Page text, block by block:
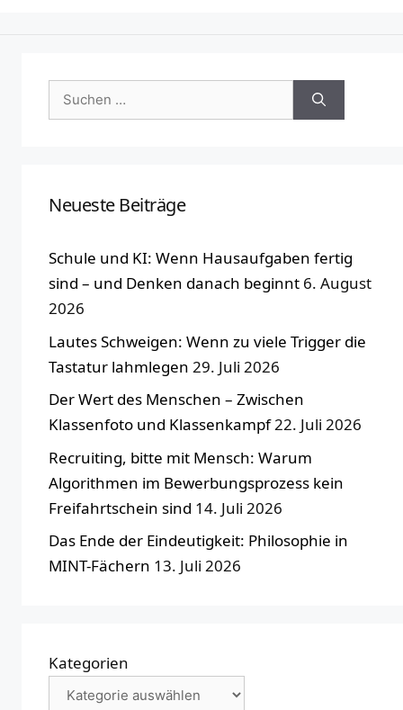
Suchen
nach:
Neueste Beiträge
Schule und KI: Wenn Hausaufgaben fertig
sind – und Denken danach beginnt 6. August
2026
Lautes Schweigen: Wenn zu viele Trigger die
Tastatur lahmlegen 29. Juli 2026
Der Wert des Menschen – Zwischen
Klassenfoto und Klassenkampf22. Juli 2026
Recruiting, bitte mit Mensch: Warum
Algorithmen im Bewerbungsprozess kein
Freifahrtschein sind 14. Juli 2026
Das Ende der Eindeutigkeit: Philosophie in
MINT-Fächern 13. Juli 2026
Kategorien